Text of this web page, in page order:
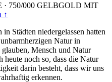
· 750/000 GELBGOLD MIT
↑
Städten niedergelassen hatten
Natur in
Mensch und Natur
heute noch so, dass die Natur
darin besteht, dass wir uns
erkennen.